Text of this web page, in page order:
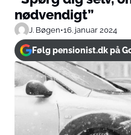
nødvendigt”
J. Bøgen•16. januar 2024
Følg pensionist.dk på